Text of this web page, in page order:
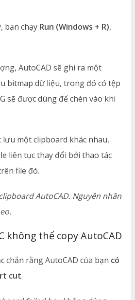
bạn chạy Run (Windows + R),
AutoCAD sẽ ghi ra một
bitmap dữ liệu, trong đó có tệp
sẽ được dùng để chèn vào khi
lưu một clipboard khác nhau,
liên tục thay đổi bởi thao tác
file đó.
AutoCAD. Nguyên nhân
không thể copy AutoCAD
chắn rằng AutoCAD của bạn có
cut.